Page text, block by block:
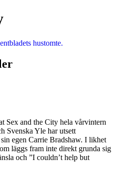
Sex and the City hela vårvintern
Svenska Yle har utsett
egen Carrie Bradshaw. I likhet
läggs fram inte direkt grunda sig
och ”I couldn’t help but